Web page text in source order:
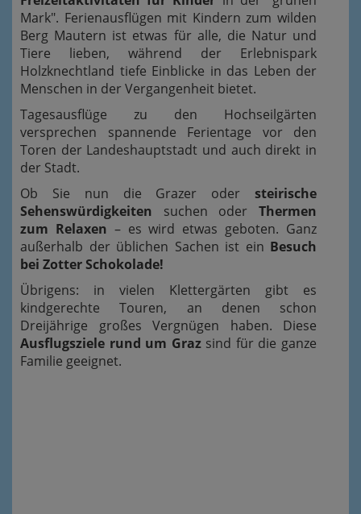
Mark". Ferienausflügen mit Kindern zum wilden
Berg Mautern ist etwas für alle, die Natur und
Tiere lieben, während der Erlebnispark
Holzknechtland tiefe Einblicke in das Leben der
Menschen in der Vergangenheit bietet.
Tagesausflüge zu den Hochseilgärten
versprechen spannende Ferientage vor den
Toren der Landeshauptstadt und auch direkt in
der Stadt.
Ob Sie nun die Grazer oder steirische
Sehenswürdigkeiten suchen oder Thermen
zum Relaxen – es wird etwas geboten. Ganz
außerhalb der üblichen Sachen ist ein Besuch
bei Zotter Schokolade!
Übrigens: in vielen Klettergärten gibt es
kindgerechte Touren, an denen schon
Dreijährige großes Vergnügen haben. Diese
Ausflugsziele rund um Grazsind für die ganze
Familie geeignet.